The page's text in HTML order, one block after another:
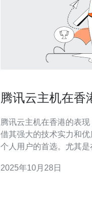
腾讯云主机在香
腾讯云主机在香港的表现 在云计算行业中，腾讯云主机凭
借其强大的技术实力和
个人用户的首选。尤其
机在香港表现的几个精华分析： 1. 高性能：腾
2025年10月28日